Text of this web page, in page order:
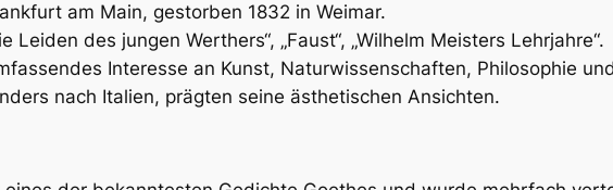
am Main, gestorben 1832 in Weimar.
Leiden des jungen Werthers“, „Faust“, „Wilhelm Meisters Lehrjahre“.
Interesse an Kunst, Naturwissenschaften, Philosophie
nach Italien, prägten seine ästhetischen Ansichten.